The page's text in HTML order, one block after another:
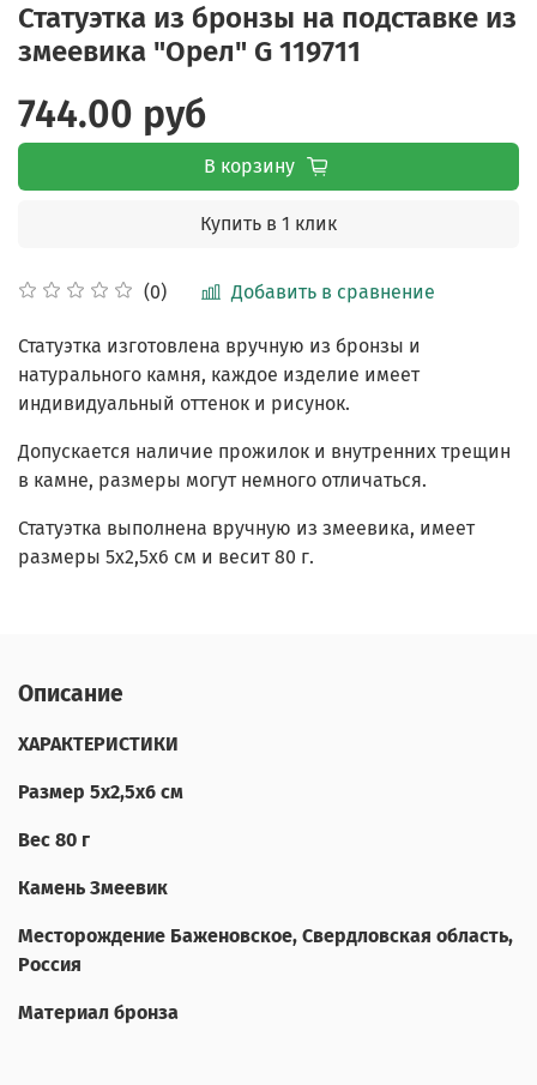
Статуэтка из бронзы на подставке из
змеевика "Орел" G 119711
(0) Добавить в сравнение
744.00 руб
В корзину
Купить в 1 клик
Статуэтка изготовлена вручную из бронзы и
натурального камня, каждое изделие имеет
индивидуальный оттенок и рисунок.
Допускается наличие прожилок и внутренних трещин
в камне, размеры могут немного отличаться.
Статуэтка выполнена вручную из змеевика, имеет
размеры 5х2,5х6 см и весит 80 г.
Описание
ХАРАКТЕРИСТИКИ
Размер 5х2,5х6 см
Вес 80 г
Камень Змеевик
Месторождение Баженовское, Свердловская область,
Россия
Материал бронза